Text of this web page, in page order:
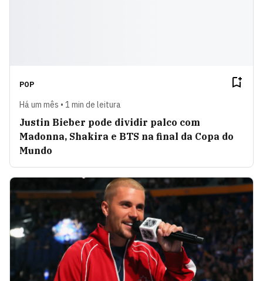
POP
Há um mês • 1 min de leitura
Justin Bieber pode dividir palco com
Madonna, Shakira e BTS na final da Copa do
Mundo